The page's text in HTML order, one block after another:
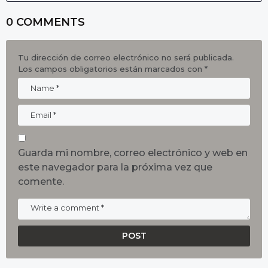
0 COMMENTS
Tu dirección de correo electrónico no será publicada.
Los campos obligatorios están marcados con *
Guarda mi nombre, correo electrónico y web en
este navegador para la próxima vez que
comente.